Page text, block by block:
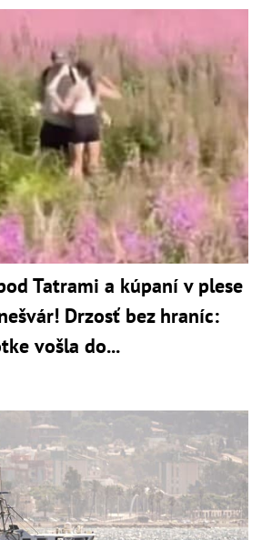
Tatrami a kúpaní v plese
Drzosť bez hraníc:
vošla do...